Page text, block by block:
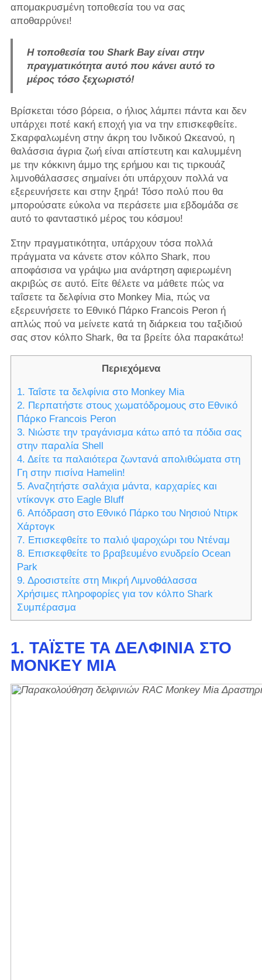
απομακρυσμένη τοποθεσία του να σας
αποθαρρύνει!
Η τοποθεσία του Shark Bay είναι στην
πραγματικότητα αυτό που κάνει αυτό το
μέρος τόσο ξεχωριστό!
Βρίσκεται τόσο βόρεια, ο ήλιος λάμπει πάντα και δεν
υπάρχει ποτέ κακή εποχή για να την επισκεφθείτε.
Σκαρφαλωμένη στην άκρη του Ινδικού Ωκεανού, η
θαλάσσια άγρια ​​ζωή είναι απίστευτη και καλυμμένη
με την κόκκινη άμμο της ερήμου και τις τιρκουάζ
λιμνοθάλασσες σημαίνει ότι υπάρχουν πολλά να
εξερευνήσετε και στην ξηρά! Τόσο πολύ που θα
μπορούσατε εύκολα να περάσετε μια εβδομάδα σε
αυτό το φανταστικό μέρος του κόσμου!
Στην πραγματικότητα, υπάρχουν τόσα πολλά
πράγματα να κάνετε στον κόλπο Shark, που
αποφάσισα να γράψω μια ανάρτηση αφιερωμένη
ακριβώς σε αυτό. Είτε θέλετε να μάθετε πώς να
ταΐσετε τα δελφίνια στο Monkey Mia, πώς να
εξερευνήσετε το Εθνικό Πάρκο Francois Peron ή
απλώς πού να μείνετε κατά τη διάρκεια του ταξιδιού
σας στον κόλπο Shark, θα τα βρείτε όλα παρακάτω!
Περιεχόμενα
1. Ταΐστε τα δελφίνια στο Monkey Mia
2. Περπατήστε στους χωματόδρομους στο Εθνικό
Πάρκο Francois Peron
3. Νιώστε την τραγάνισμα κάτω από τα πόδια σας
στην παραλία Shell
4. Δείτε τα παλαιότερα ζωντανά απολιθώματα στη
Γη στην πισίνα Hamelin!
5. Αναζητήστε σαλάχια μάντα, καρχαρίες και
ντίκονγκ στο Eagle Bluff
6. Απόδραση στο Εθνικό Πάρκο του Νησιού Ντιρκ
Χάρτογκ
7. Επισκεφθείτε το παλιό ψαροχώρι του Ντέναμ
8. Επισκεφθείτε το βραβευμένο ενυδρείο Ocean
Park
9. Δροσιστείτε στη Μικρή Λιμνοθάλασσα
Χρήσιμες πληροφορίες για τον κόλπο Shark
Συμπέρασμα
1. ΤΑΪ́ΣΤΕ ΤΑ ΔΕΛΦΊΝΙΑ ΣΤΟ
MONKEY MIA